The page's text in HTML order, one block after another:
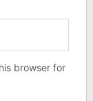
browser for